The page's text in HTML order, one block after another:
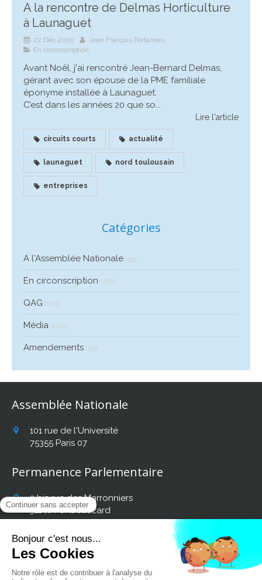
A la rencontre de Delmas Horticulture
à Launaguet
22 Déc 2025
Jean François Portarrieu
En circonscription
Avant Noêl, j'ai rencontré Jean-Bernard Delmas,
gérant avec son épouse de la PME familiale
éponyme installée à Launaguet.
C’est dans les années 20 que so...
Lire l'article
circuits courts actualité
launaguet nord toulousain
entreprises
Catégories
A l'Assemblée Nationale (35)
En circonscription (281)
QAG (126)
Média (100)
Amendements (25)
Assemblée Nationale
101 rue de l'Université
75355 Paris 07
Permanence Parlementaire
2 bis rue des Marronniers
31140 Fonbeauzard
Retrouvez mon actualité
sur les réseaux sociaux :